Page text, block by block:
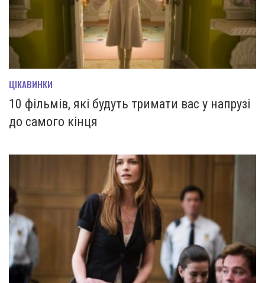
ЦІКАВИНКИ
10 фільмів, які будуть тримати вас у напрузі
до самого кінця